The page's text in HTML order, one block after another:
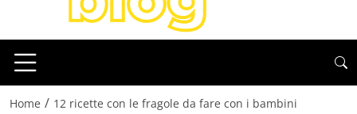
Home / 12 ricette con le fragole da fare con i bambini